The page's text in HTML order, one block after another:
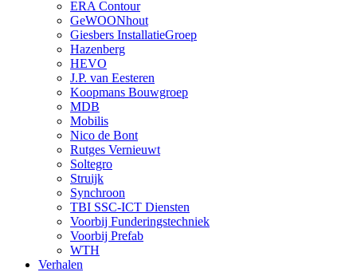
ERA Contour
GeWOONhout
Giesbers InstallatieGroep
Hazenberg
HEVO
J.P. van Eesteren
Koopmans Bouwgroep
MDB
Mobilis
Nico de Bont
Rutges Vernieuwt
Soltegro
Struijk
Synchroon
TBI SSC-ICT Diensten
Voorbij Funderingstechniek
Voorbij Prefab
WTH
Verhalen